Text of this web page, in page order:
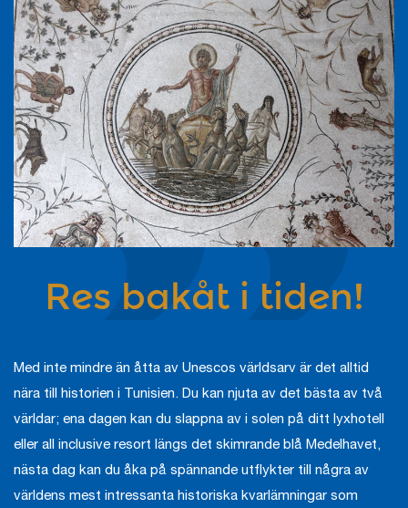
Res bakåt i tiden!
Med inte mindre än åtta av Unescos världsarv är det alltid
nära till historien i Tunisien. Du kan njuta av det bästa av två
världar; ena dagen kan du slappna av i solen på ditt lyxhotell
eller all inclusive resort längs det skimrande blå Medelhavet,
nästa dag kan du åka på spännande utflykter till några av
världens mest intressanta historiska kvarlämningar som